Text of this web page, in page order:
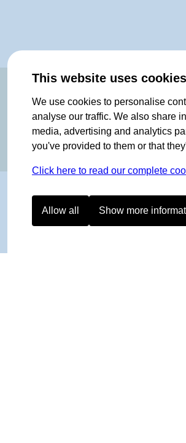
This website uses cookies
We use cookies to personalise
analyse our traffic. We also share
media, advertising and analytics
you've provided to them or that
Click here to read our complete
Allow all Show more